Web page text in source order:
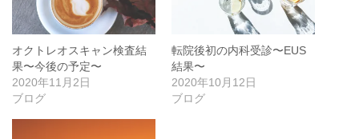
オクトレオスキャン検査結
果〜今後の予定〜
2020年11月2日
ブログ
転院後初の内科受診〜EUS
結果〜
2020年10月12日
ブログ